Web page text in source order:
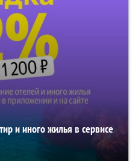
и иного жилья в сервисе